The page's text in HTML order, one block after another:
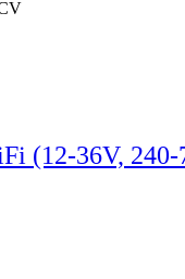
(12-36V,